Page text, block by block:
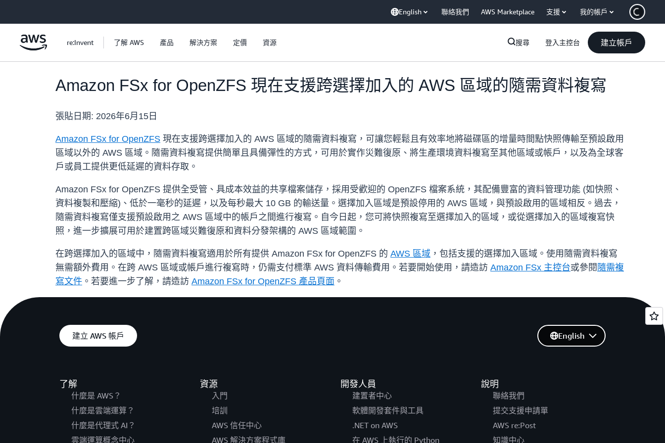
English 聯絡我們 AWS Marketplace 支援 我的帳戶
re:Invent 了解 AWS 產品 解決方案 定價 資源 搜尋 登入主控台 建立帳戶
Amazon FSx for OpenZFS 現在支援跨選擇加入的 AWS 區域的隨需資料複寫
張貼日期: 2026年6月15日
Amazon FSx for OpenZFS 現在支援跨選擇加入的 AWS 區域的隨需資料複寫，可讓您輕鬆且有效率地將磁碟區的增量時間點快照傳輸至預設啟用
區域以外的 AWS 區域。隨需資料複寫提供簡單且具備彈性的方式，可用於實作災難復原、將生產環境資料複寫至其他區域或帳戶，以及為全球客
戶或員工提供更低延遲的資料存取。
Amazon FSx for OpenZFS 提供全受管、具成本效益的共享檔案儲存，採用受歡迎的 OpenZFS 檔案系統，其配備豐富的資料管理功能 (如快照、
資料複製和壓縮)、低於一毫秒的延遲，以及每秒最大 10 GB 的輸送量。選擇加入區域是預設停用的 AWS 區域，與預設啟用的區域相反。過去，
隨需資料複寫僅支援預設啟用之 AWS 區域中的帳戶之間進行複寫。自今日起，您可將快照複寫至選擇加入的區域，或從選擇加入的區域複寫快
照，進一步擴展可用於建置跨區域災難復原和資料分發架構的 AWS 區域範圍。
在跨選擇加入的區域中，隨需資料複寫適用於所有提供 Amazon FSx for OpenZFS 的 AWS 區域 ，包括支援的選擇加入區域。使用隨需資料複寫
無需額外費用。在跨 AWS 區域或帳戶進行複寫時，仍需支付標準 AWS 資料傳輸費用。若要開始使用，請造訪 Amazon FSx 主控台或參閱 隨需複
寫文件 。若要進一步了解，請造訪 Amazon FSx for OpenZFS 產品頁面 。
建立 AWS 帳戶
了解
什麼是 AWS？
什麼是雲端運算？
什麼是代理式 AI？
雲端運算概念中心
資源
入門
培訓
AWS 信任中心
AWS 解決方案程式庫
開發人員
建置者中心
軟體開發套件與工具
.NET on AWS
在 AWS 上執行的 Python
說明
聯絡我們
提交支援申請單
AWS re:Post
知識中心
English